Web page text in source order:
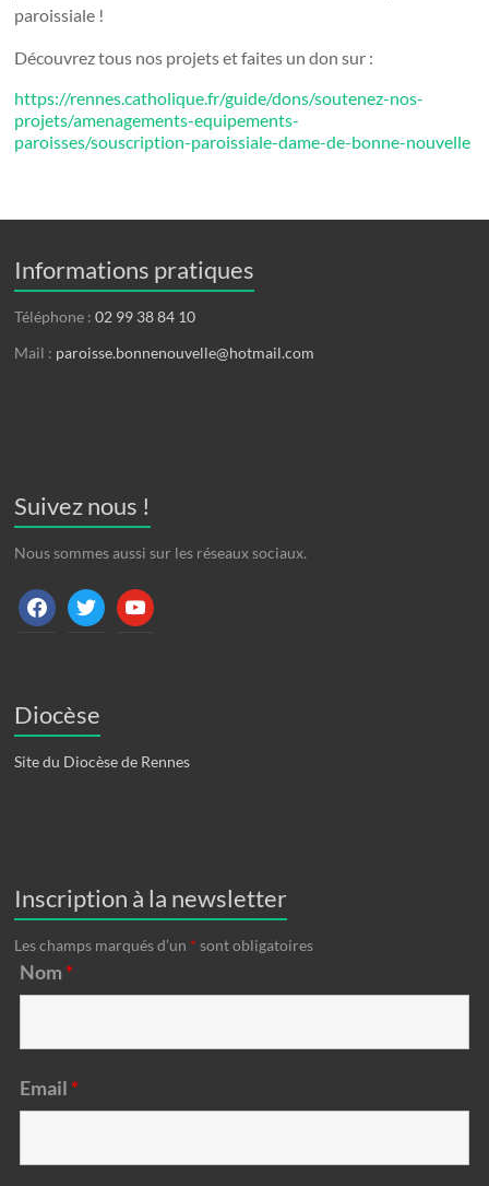
paroissiale !
Découvrez tous nos projets et faites un don sur :
https://rennes.catholique.fr/guide/dons/soutenez-nos-
projets/amenagements-equipements-
paroisses/souscription-paroissiale-dame-de-bonne-nouvelle
Informations pratiques
Téléphone :02 99 38 84 10
Mail : paroisse.bonnenouvelle@hotmail.com
Suivez nous !
Nous sommes aussi sur les réseaux sociaux.
facebooktwitter youtube
Diocèse
Site du Diocèse de Rennes
Inscription à la newsletter
Les champs marqués d’un * sont obligatoires
Nom *
Email *